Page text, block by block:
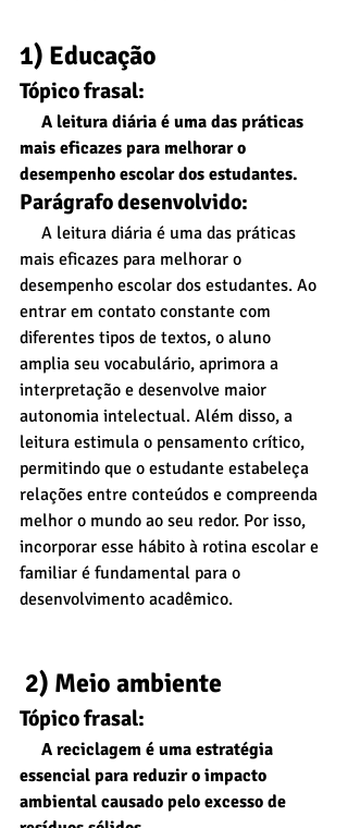
1) Educação
Tópico frasal:
mais eficazes para melhorar o
desempenho escolar dos estudantes.
Parágrafo desenvolvido:
mais eficazes para melhorar o
desempenho escolar dos estudantes. Ao
entrar em contato constante com
diferentes tipos de textos, o aluno
amplia seu vocabulário, aprimora a
interpretação e desenvolve maior
autonomia intelectual. Além disso, a
leitura estimula o pensamento crítico,
permitindo que o estudante estabeleça
relações entre conteúdos e compreenda
melhor o mundo ao seu redor. Por isso,
incorporar esse hábito à rotina escolar e
familiar é fundamental para o
desenvolvimento acadêmico.
2) Meio ambiente
Tópico frasal:
essencial para reduzir o impacto
ambiental causado pelo excesso de